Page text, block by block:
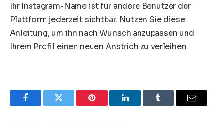
Ihr Instagram-Name ist für andere Benutzer der
Plattform jederzeit sichtbar. Nutzen Sie diese
Anleitung, um ihn nach Wunsch anzupassen und
Ihrem Profil einen neuen Anstrich zu verleihen.
FacebookTwitter Pinterest LinkedInTumblr Email